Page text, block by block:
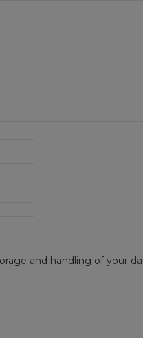
and handling of your